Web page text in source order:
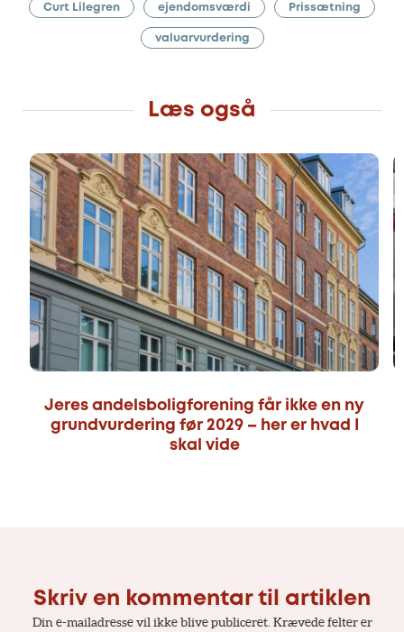
Curt Lilegren ejendomsværdi Prissætning
valuarvurdering
Læs også
Jeres andelsboligforening får ikke en ny
grundvurdering før 2029 – her er hvad I
skal vide
Skriv en kommentar til artiklen
Din e-mailadresse vil ikke blive publiceret. Krævede felter er